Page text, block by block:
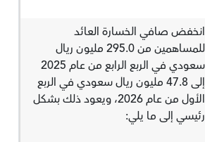
انخفض صافي الخسارة العائد
للمساهمين من 295.0 مليون ريال
سعودي في الربع الرابع من عام 2025
إلى 47.8 مليون ريال سعودي في الربع
الأول من عام 2026، ويعود ذلك بشكل
رئيسي إلى ما يلي: